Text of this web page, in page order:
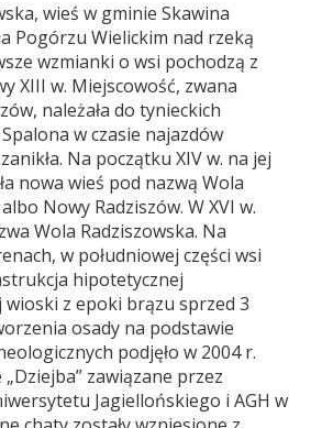
wieś w gminie Skawina
Pogórzu Wielickim nad rzeką
wzmianki o wsi pochodzą z
XIII w. Miejscowość, zwana
należała do tynieckich
w czasie najazdów
Na początku XIV w. na jej
nowa wieś pod nazwą Wola
Nowy Radziszów. W XVI w.
Wola Radziszowska. Na
w południowej części wsi
hipotetycznej
z epoki brązu sprzed 3
osady na podstawie
podjęło w 2004 r.
zawiązane przez
Jagiellońskiego i AGH w